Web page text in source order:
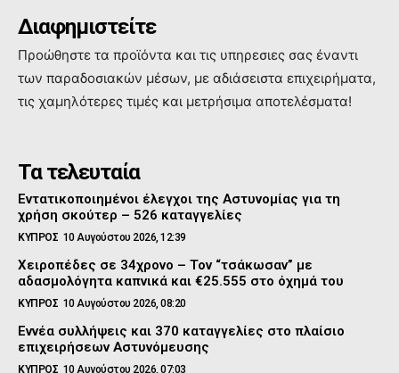
Διαφημιστείτε
Προώθηστε τα προϊόντα και τις υπηρεσιες σας έναντι
των παραδοσιακών μέσων, με αδιάσειστα επιχειρήματα,
τις χαμηλότερες τιμές και μετρήσιμα αποτελέσματα!
Τα τελευταία
Εντατικοποιημένοι έλεγχοι της Αστυνομίας για τη
χρήση σκούτερ – 526 καταγγελίες
ΚΥΠΡΟΣ 10 Αυγούστου 2026, 12:39
Χειροπέδες σε 34χρονο – Τον “τσάκωσαν” με
αδασμολόγητα καπνικά και €25.555 στο όχημά του
ΚΥΠΡΟΣ 10 Αυγούστου 2026, 08:20
Εννέα συλλήψεις και 370 καταγγελίες στο πλαίσιο
επιχειρήσεων Αστυνόμευσης
ΚΥΠΡΟΣ 10 Αυγούστου 2026, 07:03